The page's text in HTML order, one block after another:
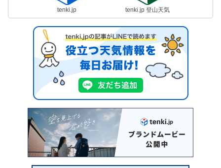
tenki.jp tenki.jp 登山天気